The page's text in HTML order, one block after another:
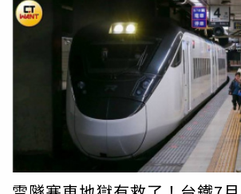
識不清，右腳有遭列車輾壓痕跡，現場
隨後送往大慶中山醫院接受治療。目前
方進一步確認。鐵路警察局台中分局新
步調查顯示，男子當時在新烏日站南下
跳入軌道。109次 自強號司機員發現異
急煞車，但因距離過近仍無法及時停車
故。台鐵表示，事故發生後已立即通報
到場處理。期間新烏日站採取單線行車
第一股道運轉，上行列車則利用第四股
行未受重大影響。109次自強號旅客則轉